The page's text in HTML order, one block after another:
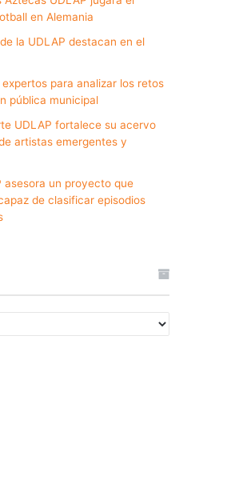
en Alemania
la UDLAP destacan en el
para analizar los retos
pública municipal
UDLAP fortalece su acervo
artistas emergentes y
asesora un proyecto que
de clasificar episodios